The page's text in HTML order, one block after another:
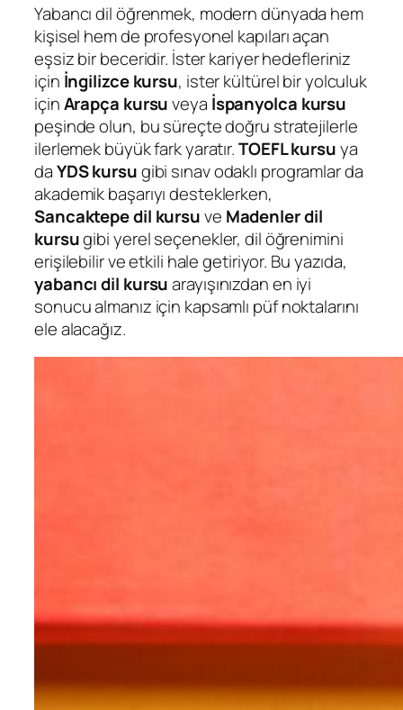
Yabancı dil öğrenmek, modern dünyada hem
kişisel hem de profesyonel kapıları açan
eşsiz bir beceridir. İster kariyer hedefleriniz
için İngilizce kursu, ister kültürel bir yolculuk
içinArapça kursuveya İspanyolca kursu
peşinde olun, bu süreçte doğru stratejilerle
ilerlemek büyük fark yaratır.TOEFL kursuya
daYDS kursugibi sınav odaklı programlar da
akademik başarıyı desteklerken,
Sancaktepe dil kursuve Madenler dil
kursugibi yerel seçenekler, dil öğrenimini
erişilebilir ve etkili hale getiriyor. Bu yazıda,
yabancı dil kursuarayışınızdan en iyi
sonucu almanız için kapsamlı püf noktalarını
ele alacağız.